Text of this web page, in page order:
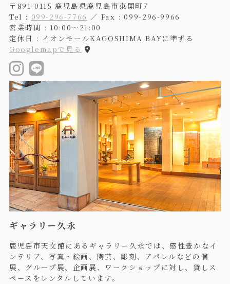
〒891-0115 鹿児島県鹿児島市東開町7
Tel : 099-296-7766 ／ Fax : 099-296-9966
営業時間 : 10:00〜21:00
定休日 : イオンモールKAGOSHIMA BAYに準ずる
Googlemapで見る
ギャラリー久永
鹿児島市天文館にあるギャラリー久永では、感性豊かなイ
ンテリア、写真・絵画、陶芸、彫刻、アパレルなどの個
展、グループ展、企画展、ワークショップに対し、貸しス
ペースをレンタルしています。